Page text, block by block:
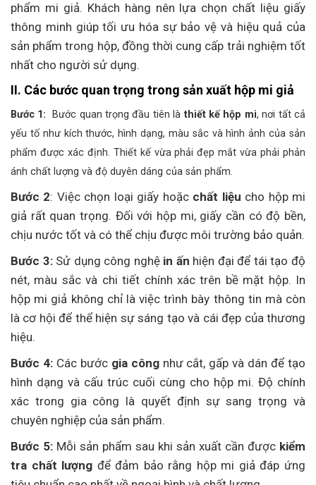
phẩm mi giả. Khách hàng nên lựa chọn chất liệu giấy
thông minh giúp tối ưu hóa sự bảo vệ và hiệu quả của
sản phẩm trong hộp, đồng thời cung cấp trải nghiệm tốt
nhất cho người sử dụng.
II. Các bước quan trọng trong sản xuất hộp mi giả
Bước 1: Bước quan trọng đầu tiên là thiết kế hộp mi, nơi tất cả
yếu tố như kích thước, hình dạng, màu sắc và hình ảnh của sản
phẩm được xác định. Thiết kế vừa phải đẹp mắt vừa phải phản
ánh chất lượng và độ duyên dáng của sản phẩm.
Bước 2: Việc chọn loại giấy hoặcchất liệu cho hộp mi
giả rất quan trọng. Đối với hộp mi, giấy cần có độ bền,
chịu nước tốt và có thể chịu được môi trường bảo quản.
Bước 3:Sử dụng công nghệ in ấn hiện đại để tái tạo độ
nét, màu sắc và chi tiết chính xác trên bề mặt hộp. In
hộp mi giả không chỉ là việc trình bày thông tin mà còn
là cơ hội để thể hiện sự sáng tạo và cái đẹp của thương
hiệu.
Bước 4:Các bước gia côngnhư cắt, gấp và dán để tạo
hình dạng và cấu trúc cuối cùng cho hộp mi. Độ chính
xác trong gia công là quyết định sự sang trọng và
chuyên nghiệp của sản phẩm.
Bước 5: Mỗi sản phẩm sau khi sản xuất cần được kiểm
tra chất lượng để đảm bảo rằng hộp mi giả đáp ứng